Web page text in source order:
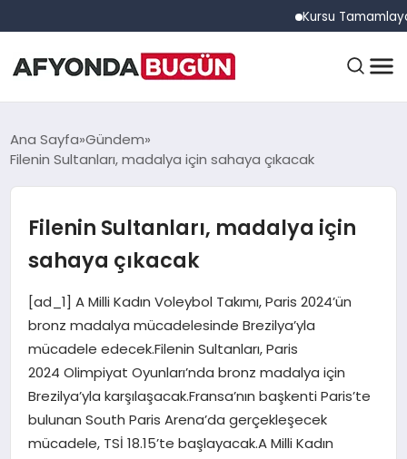
Kursu Tamamlayan
ANASAYFA
EĞITIM
EKONOMI
Ana Sayfa Gündem
Filenin Sultanları, madalya için sahaya çıkacak
Filenin Sultanları, madalya için
sahaya çıkacak
[ad_1] A Milli Kadın Voleybol Takımı, Paris 2024’ün
bronz madalya mücadelesinde Brezilya’yla
mücadele edecek.Filenin Sultanları, Paris
2024 Olimpiyat Oyunları’nda bronz madalya için
Brezilya’yla karşılaşacak.Fransa’nın başkenti Paris’te
bulunan South Paris Arena’da gerçekleşecek
mücadele, TSİ 18.15’te başlayacak.A Milli Kadın